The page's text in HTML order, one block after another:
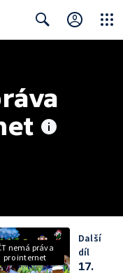
nemá práva
pro internet
Další
díl
17.